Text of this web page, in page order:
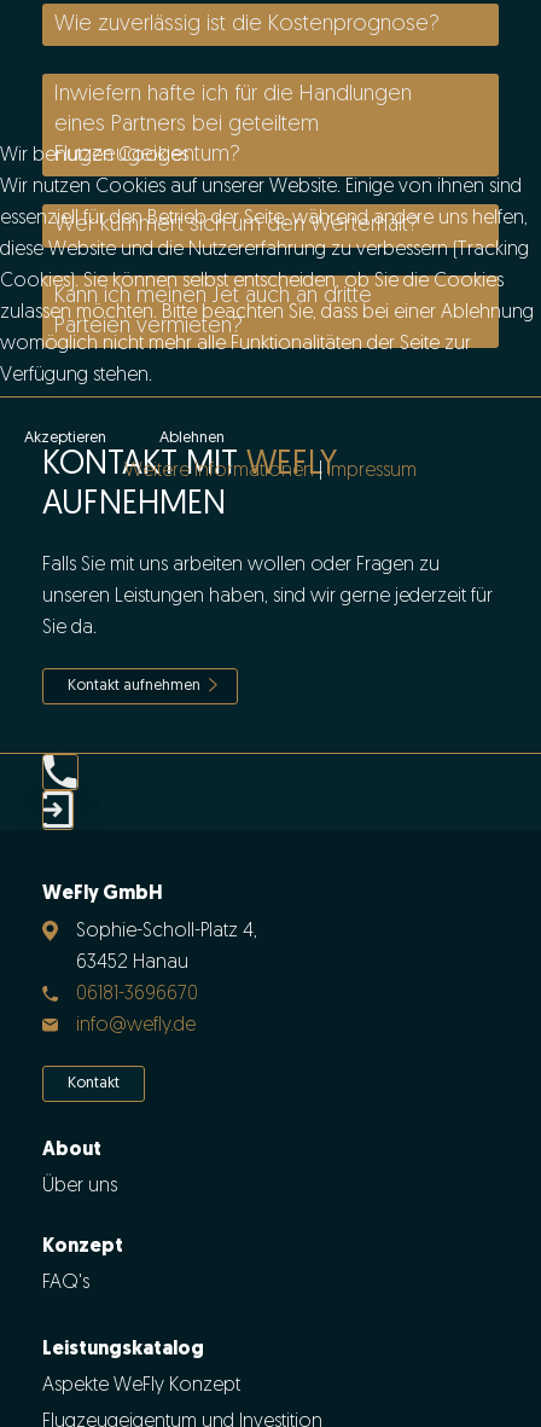
Wie zuverlässig ist die Kostenprognose?
Inwiefern hafte ich für die Handlungen
eines Partners bei geteiltem
Flugzeugeigentum?
Wer kümmert sich um den Werterhalt?
Kann ich meinen Jet auch an dritte
Parteien vermieten?
KONTAKT MITWEFLY
AUFNEHMEN
Falls Sie mit uns arbeiten wollen oder Fragen zu
unseren Leistungen haben, sind wir gerne jederzeit für
Sie da.
Kontakt aufnehmen
WeFly GmbH
Sophie-Scholl-Platz 4,
63452 Hanau
06181-3696670
info@wefly.de
Kontakt
About
Über uns
Konzept
FAQ's
Leistungskatalog
Aspekte WeFly Konzept
Flugzeugeigentum und Investition
Wir benutzen Cookies
Wir nutzen Cookies auf unserer Website. Einige von ihnen sind
essenziell für den Betrieb der Seite, während andere uns helfen,
diese Website und die Nutzererfahrung zu verbessern (Tracking
Cookies). Sie können selbst entscheiden, ob Sie die Cookies
zulassen möchten. Bitte beachten Sie, dass bei einer Ablehnung
womöglich nicht mehr alle Funktionalitäten der Seite zur
Verfügung stehen.
Akzeptieren Ablehnen
Weitere Informationen| Impressum